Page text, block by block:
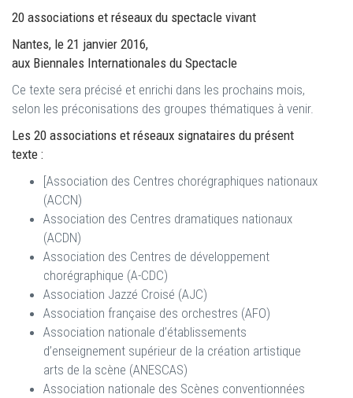
20 associations et réseaux du spectacle vivant
Nantes, le 21 janvier 2016,
aux Biennales Internationales du Spectacle
Ce texte sera précisé et enrichi dans les prochains mois,
selon les préconisations des groupes thématiques à venir.
Les 20 associations et réseaux signataires du présent
texte :
[Association des Centres chorégraphiques nationaux
(ACCN)
Association des Centres dramatiques nationaux
(ACDN)
Association des Centres de développement
chorégraphique (A-CDC)
Association Jazzé Croisé (AJC)
Association française des orchestres (AFO)
Association nationale d’établissements
d’enseignement supérieur de la création artistique
arts de la scène (ANESCAS)
Association nationale des Scènes conventionnées